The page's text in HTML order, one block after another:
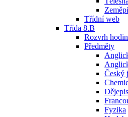
Třídní web
Třída 8.B
Rozvrh hodin
Předměty
Český
Dějepis
Fyzika